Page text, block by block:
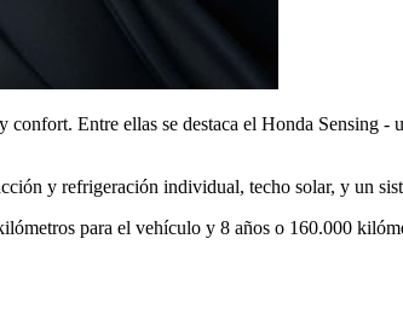
Entre ellas se destaca el Honda Sensing -
y refrigeración individual, techo solar, y un
para el vehículo y 8 años o 160.000